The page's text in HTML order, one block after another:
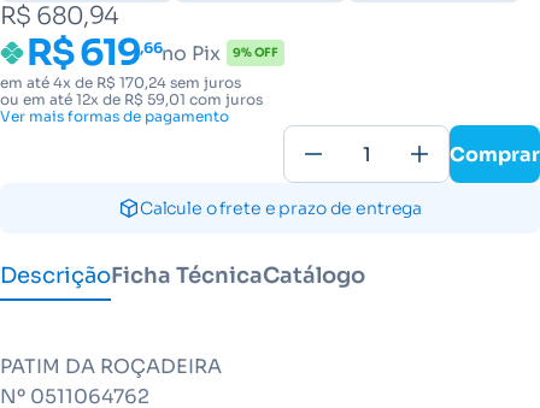
R$ 680,94
R$ 619,66no Pix 9% OFF
em até 4x de R$ 170,24 sem juros
ou em até 12x de R$ 59,01 com juros
Ver mais formas de pagamento
Comprar
Calcule o frete e prazo de entrega
DescriçãoFicha TécnicaCatálogo
PATIM DA ROÇADEIRA
Nº 0511064762